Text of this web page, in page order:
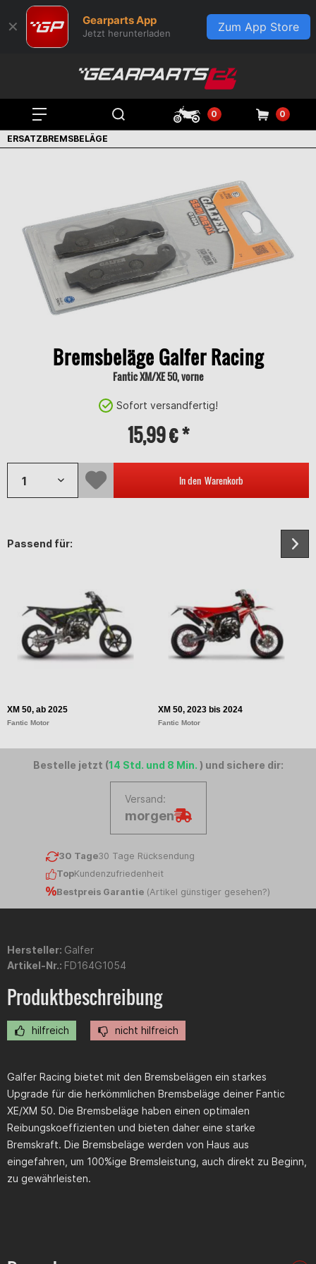
✕ Gearparts App
Jetzt herunterladen Zum App Store
0 0
ERSATZBREMSBELÄGE
Bremsbeläge Galfer Racing
Fantic XM/XE 50, vorne
Sofort versandfertig!
15,99 € *
In den Warenkorb
Passend für:
XM 50, ab 2025
Fantic Motor
XM 50, 2023 bis 2024
Fantic Motor
Bestelle jetzt (14 Std. und 8 Min. ) und sichere dir:
Versand:
morgen
30 Tage30 Tage Rücksendung
TopKundenzufriedenheit
Bestpreis Garantie (Artikel günstiger gesehen?)
Hersteller: Galfer
Artikel-Nr.: FD164G1054
Produktbeschreibung
hilfreich nicht hilfreich
Galfer Racing bietet mit den Bremsbelägen ein starkes
Upgrade für die herkömmlichen Bremsbeläge deiner Fantic
XE/XM 50. Die Bremsbeläge haben einen optimalen
Reibungskoeffizienten und bieten daher eine starke
Bremskraft. Die Bremsbeläge werden von Haus aus
eingefahren, um 100%ige Bremsleistung, auch direkt zu Beginn,
zu gewährleisten.